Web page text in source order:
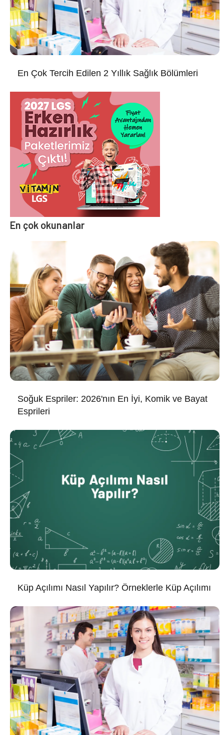
En Çok Tercih Edilen 2 Yıllık Sağlık Bölümleri
En çok okunanlar
Soğuk Espriler: 2026'nın En İyi, Komik ve Bayat
Esprileri
Küp Açılımı Nasıl Yapılır? Örneklerle Küp Açılımı